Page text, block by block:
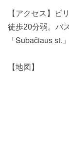
【アクセス】ビ
徒歩20分弱。バ
「Subačiaus st.
【地図】